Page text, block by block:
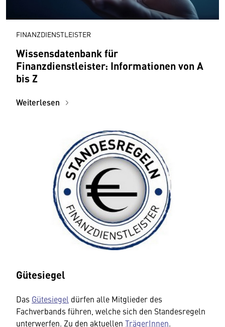
FINANZDIENSTLEISTER
Wissensdatenbank für
Finanzdienstleister: Informationen von A
bis Z
Weiterlesen
Gütesiegel
Das Gütesiegel dürfen alle Mitglieder des
Fachverbands führen, welche sich den Standesregeln
unterwerfen. Zu den aktuellen TrägerInnen.